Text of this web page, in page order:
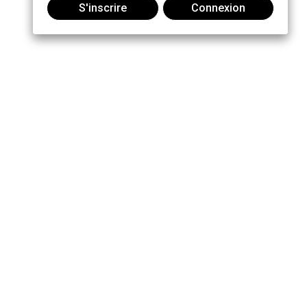
S'inscrire Connexion